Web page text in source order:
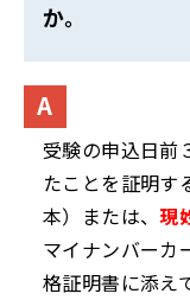
か。
受験の申込日前
たことを証明す
本）または、現
マイナンバーカ
格証明書に添え